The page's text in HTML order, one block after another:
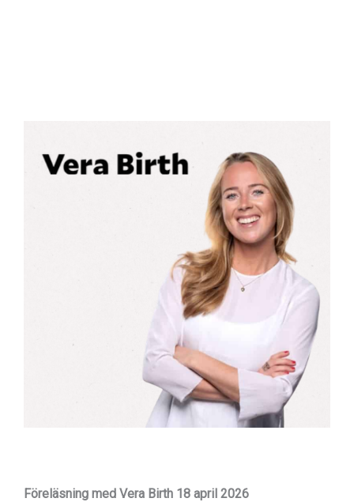
Föreläsning med Vera Birth 18 april 2026